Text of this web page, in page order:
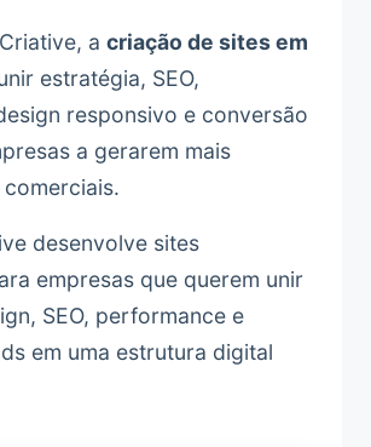
a criação de sites em
estratégia, SEO,
responsivo e conversão
a gerarem mais
desenvolve sites
empresas que querem unir
SEO, performance e
em uma estrutura digital